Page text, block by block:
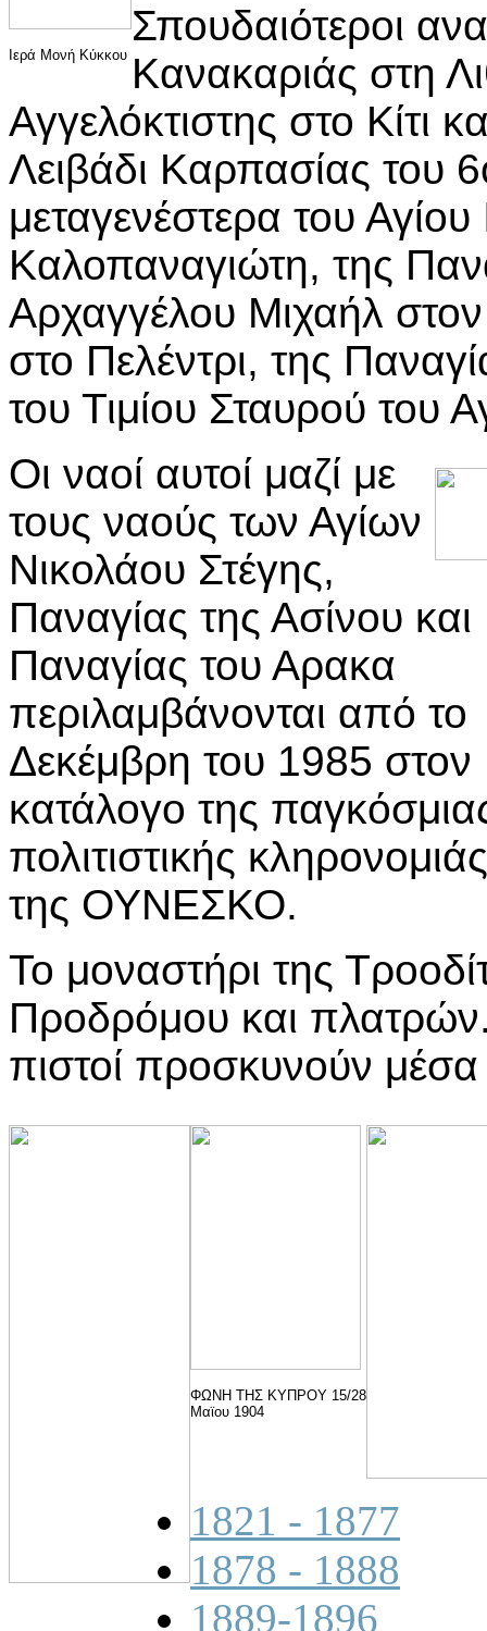
Ιερά Μονή Κύκκου
Σπουδαιότεροι
Κανακαριάς στη
Αγγελόκτιστης στο Κίτι
Λειβάδι Καρπασίας του
μεταγενέστερα του
Καλοπαναγιώτη, της
Αρχαγγέλου Μιχαήλ
στο Πελέντρι, της
του Τιμίου Σταυρού του
Οι ναοί αυτοί μαζί με
τους ναούς των Αγίων
Νικολάου Στέγης,
Παναγίας της Ασίνου και
Παναγίας του Αρακα
περιλαμβάνονται από το
Δεκέμβρη του 1985 στον
κατάλογο της
πολιτιστικής κληρονομιάς
της ΟΥΝΕΣΚΟ.
Το μοναστήρι της
Προδρόμου και
πιστοί προσκυνούν
ΦΩΝΗ ΤΗΣ ΚΥΠΡΟΥ 15/28
Μαϊου 1904
1821 - 1877
1878 - 1888
1889-1896